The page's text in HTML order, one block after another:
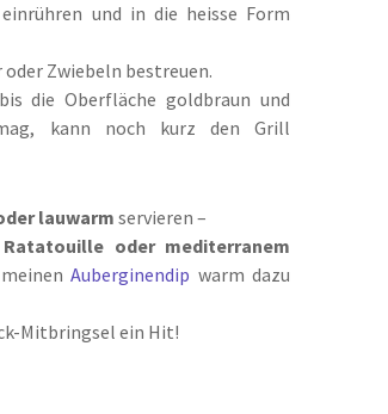
und in die heisse Form
Zwiebeln bestreuen.
die Oberfläche goldbraun und
kann noch kurz den Grill
lauwarm servieren –
oder mediterranem
Auberginendip warm dazu
Mitbringsel ein Hit!